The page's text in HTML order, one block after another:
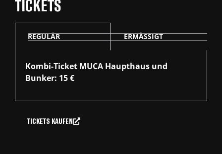
TICKETS
REGULÄR ERMÄSSIGT
Kombi-Ticket MUCA Haupthaus und
Bunker: 15 €
TICKETS KAUFEN